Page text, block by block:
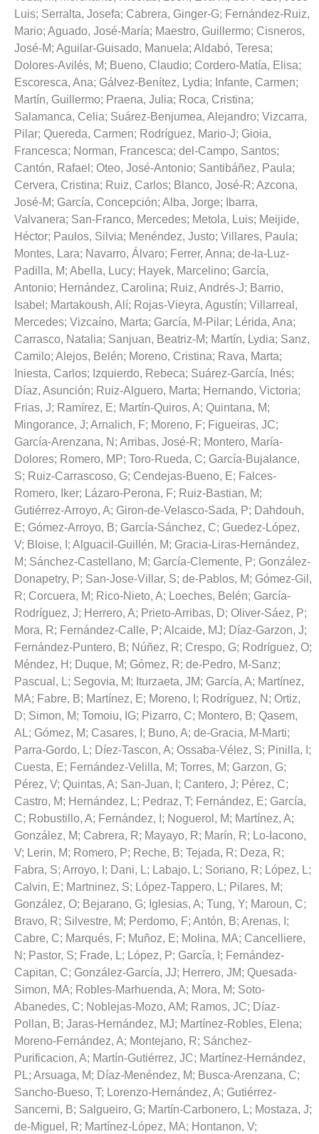
Luis; Serralta, Josefa; Cabrera, Ginger-G; Fernández-Ruiz,
Mario; Aguado, José-María; Maestro, Guillermo; Cisneros,
José-M; Aguilar-Guisado, Manuela; Aldabó, Teresa;
Dolores-Avilés, M; Bueno, Claudio; Cordero-Matía, Elisa;
Escoresca, Ana; Gálvez-Benítez, Lydia; Infante, Carmen;
Martín, Guillermo; Praena, Julia; Roca, Cristina;
Salamanca, Celia; Suárez-Benjumea, Alejandro; Vizcarra,
Pilar; Quereda, Carmen; Rodríguez, Mario-J; Gioia,
Francesca; Norman, Francesca; del-Campo, Santos;
Cantón, Rafael ; Oteo, José-Antonio; Santibáñez, Paula;
Cervera, Cristina; Ruiz, Carlos; Blanco, José-R; Azcona,
José-M; García, Concepción; Alba, Jorge;
Ibarra,
Valvanera; San-Franco, Mercedes; Metola, Luis; Meijide,
Héctor; Paulos, Silvia; Menéndez, Justo; Villares, Paula;
Montes, Lara; Navarro, Álvaro; Ferrer, Anna; de-la-Luz-
Padilla, M; Abella, Lucy; Hayek, Marcelino; García,
Antonio; Hernández, Carolina; Ruiz, Andrés-J; Barrio,
Isabel ; Martakoush, Alí; Rojas-Vieyra, Agustín; Villarreal,
Mercedes; Vizcaíno, Marta; García, M-Pilar; Lérida, Ana;
Carrasco, Natalia; Sanjuan, Beatriz-M; Martín, Lydia; Sanz,
Camilo; Alejos, Belén; Moreno, Cristina; Rava, Marta;
Iniesta, Carlos; Izquierdo, Rebeca; Suárez-García, Inés;
Díaz, Asunción; Ruiz-Alguero, Marta; Hernando, Victoria;
Frias, J; Ramírez, E; Martín-Quiros, A; Quintana, M;
Mingorance, J; Arnalich, F; Moreno, F; Figueiras, JC;
García-Arenzana, N ; Arribas, José-R; Montero, María-
Dolores; Romero, MP; Toro-Rueda, C; García-Bujalance,
S; Ruiz-Carrascoso, G; Cendejas-Bueno, E; Falces-
Romero, Iker; Lázaro-Perona, F; Ruiz-Bastian, M;
Gutiérrez-Arroyo, A; Giron-de-Velasco-Sada, P; Dahdouh,
E; Gómez-Arroyo, B; García-Sánchez, C; Guedez-López,
V; Bloise, I ; Alguacil-Guillén, M; Gracia-Liras-Hernández,
M; Sánchez-Castellano, M; García-Clemente, P; González-
Donapetry, P; San-Jose-Villar, S; de-Pablos, M; Gómez-Gil,
R; Corcuera, M; Rico-Nieto, A; Loeches, Belén; García-
Rodríguez, J; Herrero, A; Prieto-Arribas, D; Oliver-Sáez, P;
Mora, R; Fernández-Calle, P; Alcaide, MJ; Díaz-Garzon, J;
Fernández-Puntero, B; Núñez, R; Crespo, G; Rodríguez, O;
Méndez, H ; Duque, M; Gómez, R; de-Pedro, M-Sanz;
Pascual, L; Segovia, M; Iturzaeta, JM; García, A; Martínez,
MA; Fabre, B; Martínez, E; Moreno, I ; Rodríguez, N ; Ortiz,
D; Simon, M; Tomoiu, IG; Pizarro, C; Montero, B; Qasem,
AL; Gómez, M; Casares, I ; Buno, A; de-Gracia, M-Marti;
Parra-Gordo, L; Díez-Tascon, A; Ossaba-Vélez, S; Pinilla, I ;
Cuesta, E; Fernández-Velilla, M; Torres, M; Garzon, G;
Pérez, V; Quintas, A; San-Juan, I ; Cantero, J; Pérez, C;
Castro, M; Hernández, L; Pedraz, T; Fernández, E; García,
C; Robustillo, A; Fernández, I ; Noguerol, M; Martínez, A;
González, M; Cabrera, R; Mayayo, R; Marín, R; Lo-Iacono,
V; Lerin, M; Romero, P; Reche, B; Tejada, R; Deza, R;
Fabra, S; Arroyo, I ; Dani, L; Labajo, L; Soriano, R; López, L;
Calvin, E; Martninez, S; López-Tappero, L; Pilares, M;
González, O; Bejarano, G; Iglesias, A; Tung, Y; Maroun, C;
Bravo, R; Silvestre, M; Perdomo, F; Antón, B; Arenas, I ;
Cabre, C; Marqués, F; Muñoz, E; Molina, MA; Cancelliere,
N ; Pastor, S; Frade, L; López, P; García, I ; Fernández-
Capitan, C; González-García, JJ; Herrero, JM; Quesada-
Simon, MA; Robles-Marhuenda, A; Mora, M; Soto-
Abanedes, C; Noblejas-Mozo, AM; Ramos, JC; Díaz-
Pollan, B; Jaras-Hernández, MJ; Martínez-Robles, Elena;
Moreno-Fernández, A; Montejano, R; Sánchez-
Purificacion, A; Martín-Gutiérrez, JC; Martínez-Hernández,
PL; Arsuaga, M; Díaz-Menéndez, M; Busca-Arenzana, C;
Sancho-Bueso, T; Lorenzo-Hernández, A; Gutiérrez-
Sancerni, B; Salgueiro, G; Martín-Carbonero, L; Mostaza, J;
de-Miguel, R; Martínez-López, MA; Hontanon, V;